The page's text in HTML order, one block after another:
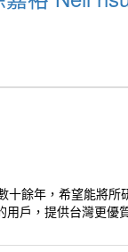
十餘年，希望能將所
戶，提供台灣更優